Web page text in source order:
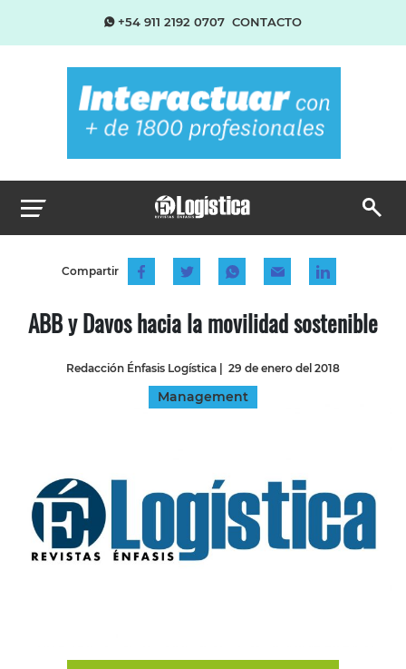
+54 911 2192 0707 CONTACTO
Compartir
ABB y Davos hacia la movilidad sostenible
Redacción Énfasis Logística | 29 de enero del 2018
Management